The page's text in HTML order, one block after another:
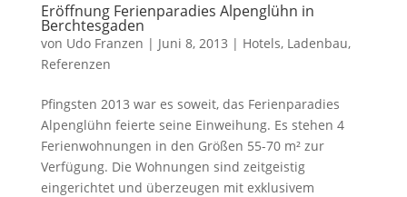
Eröffnung Ferienparadies Alpenglühn in
Berchtesgaden
von Udo Franzen | Juni 8, 2013 | Hotels, Ladenbau,
Referenzen
Pfingsten 2013 war es soweit, das Ferienparadies
Alpenglühn feierte seine Einweihung. Es stehen 4
Ferienwohnungen in den Größen 55-70 m² zur
Verfügung. Die Wohnungen sind zeitgeistig
eingerichtet und überzeugen mit exklusivem